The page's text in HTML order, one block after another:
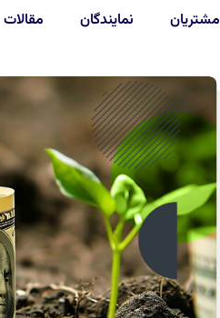
نمایندگان مقالات